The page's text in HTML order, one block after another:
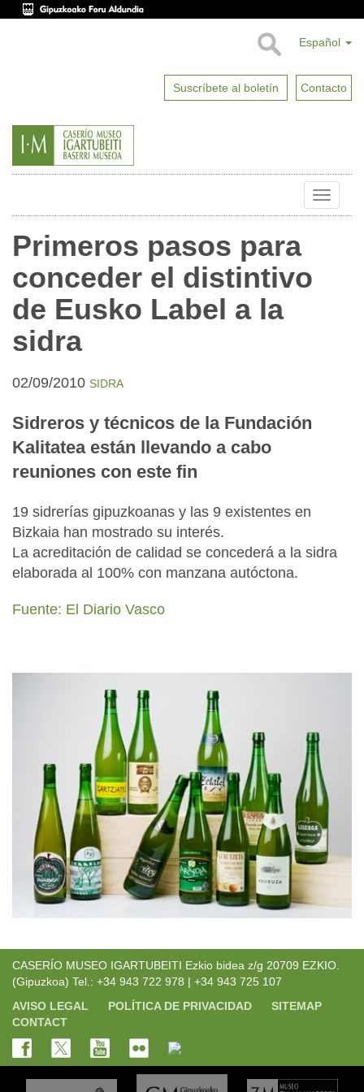
Español
Suscríbete al boletín Contacto
Toggle
Primeros pasos para
conceder el distintivo
de Eusko Label a la
sidra
02/09/2010 SIDRA
Sidreros y técnicos de la Fundación
Kalitatea están llevando a cabo
reuniones con este fin
19 sidrerías gipuzkoanas y las 9 existentes en
Bizkaia han mostrado su interés.
La acreditación de calidad se concederá a la sidra
elaborada al 100% con manzana autóctona.
Fuente: El Diario Vasco
CASERÍO MUSEO IGARTUBEITI Ezkio bidea z/g 20709 EZKIO.
(Gipuzkoa) Tel.: +34 943 722 978 | +34 943 725 107
AVISO LEGAL
POLÍTICA DE PRIVACIDAD
SITEMAP
CONTACT